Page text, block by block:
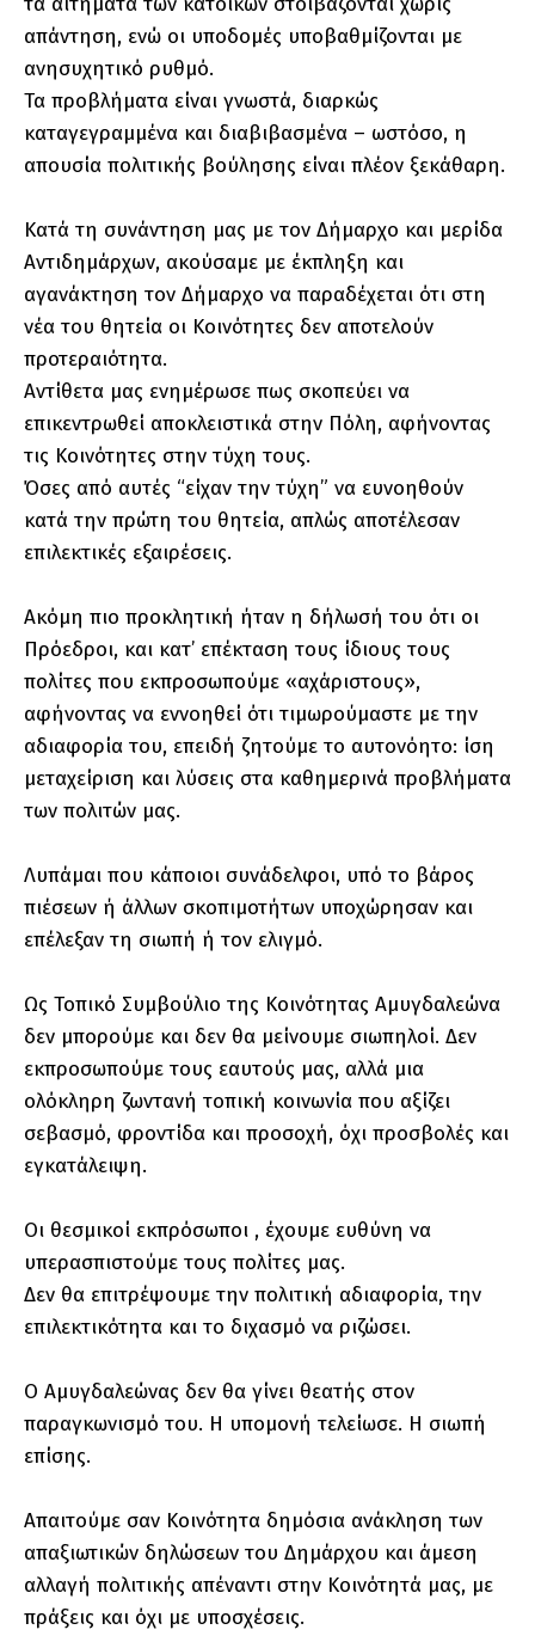
απάντηση, ενώ οι υποδομές υποβαθμίζονται με
ανησυχητικό ρυθμό.
Τα προβλήματα είναι γνωστά, διαρκώς
καταγεγραμμένα και διαβιβασμένα – ωστόσο, η
απουσία πολιτικής βούλησης είναι πλέον ξεκάθαρη.
Κατά τη συνάντηση μας με τον Δήμαρχο και μερίδα
Αντιδημάρχων, ακούσαμε με έκπληξη και
αγανάκτηση τον Δήμαρχο να παραδέχεται ότι στη
νέα του θητεία οι Κοινότητες δεν αποτελούν
προτεραιότητα.
Αντίθετα μας ενημέρωσε πως σκοπεύει να
επικεντρωθεί αποκλειστικά στην Πόλη, αφήνοντας
τις Κοινότητες στην τύχη τους.
Όσες από αυτές “είχαν την τύχη” να ευνοηθούν
κατά την πρώτη του θητεία, απλώς αποτέλεσαν
επιλεκτικές εξαιρέσεις.
Ακόμη πιο προκλητική ήταν η δήλωσή του ότι οι
Πρόεδροι, και κατ’ επέκταση τους ίδιους τους
πολίτες που εκπροσωπούμε «αχάριστους»,
αφήνοντας να εννοηθεί ότι τιμωρούμαστε με την
αδιαφορία του, επειδή ζητούμε το αυτονόητο: ίση
μεταχείριση και λύσεις στα καθημερινά προβλήματα
των πολιτών μας.
Λυπάμαι που κάποιοι συνάδελφοι, υπό το βάρος
πιέσεων ή άλλων σκοπιμοτήτων υποχώρησαν και
επέλεξαν τη σιωπή ή τον ελιγμό.
Ως Τοπικό Συμβούλιο της Κοινότητας Αμυγδαλεώνα
δεν μπορούμε και δεν θα μείνουμε σιωπηλοί. Δεν
εκπροσωπούμε τους εαυτούς μας, αλλά μια
ολόκληρη ζωντανή τοπική κοινωνία που αξίζει
σεβασμό, φροντίδα και προσοχή, όχι προσβολές και
εγκατάλειψη.
Οι θεσμικοί εκπρόσωποι , έχουμε ευθύνη να
υπερασπιστούμε τους πολίτες μας.
Δεν θα επιτρέψουμε την πολιτική αδιαφορία, την
επιλεκτικότητα και το διχασμό να ριζώσει.
Ο Αμυγδαλεώνας δεν θα γίνει θεατής στον
παραγκωνισμό του. Η υπομονή τελείωσε. Η σιωπή
επίσης.
Απαιτούμε σαν Κοινότητα δημόσια ανάκληση των
απαξιωτικών δηλώσεων του Δημάρχου και άμεση
αλλαγή πολιτικής απέναντι στην Κοινότητά μας, με
πράξεις και όχι με υποσχέσεις.